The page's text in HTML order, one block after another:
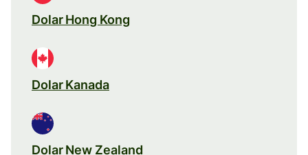
Dolar Hong Kong
Dolar Kanada
Dolar New Zealand